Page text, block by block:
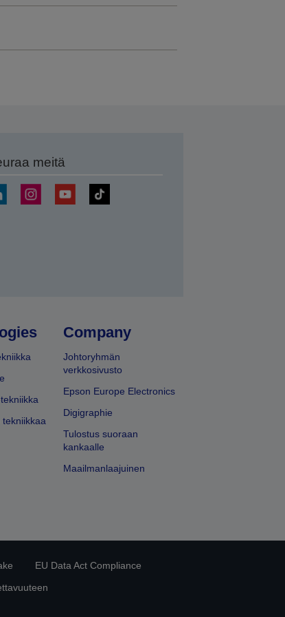
meitä
tekniikkaa
Company
Johtoryhmän
verkkosivusto
Epson Europe Electronics
Digigraphie
Tulostus suoraan
kankaalle
Maailmanlaajuinen
EU Data Act Compliance